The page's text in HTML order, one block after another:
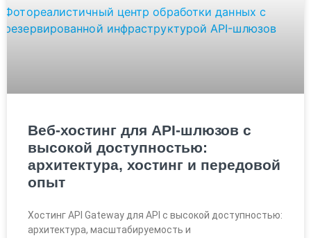
Веб-хостинг для API-шлюзов с
высокой доступностью:
архитектура, хостинг и передовой
опыт
Хостинг API Gateway для API с высокой доступностью:
архитектура, масштабируемость и